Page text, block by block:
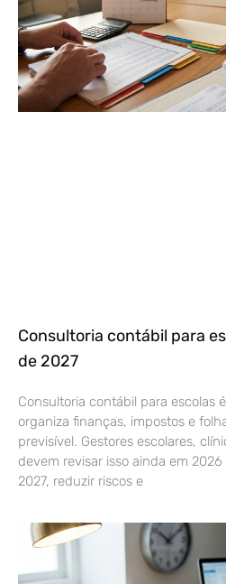
Consultoria contábil para
de 2027
Consultoria contábil para escolas
organiza finanças, impostos e
previsível. Gestores escolares,
devem revisar isso ainda em
2027, reduzir riscos e